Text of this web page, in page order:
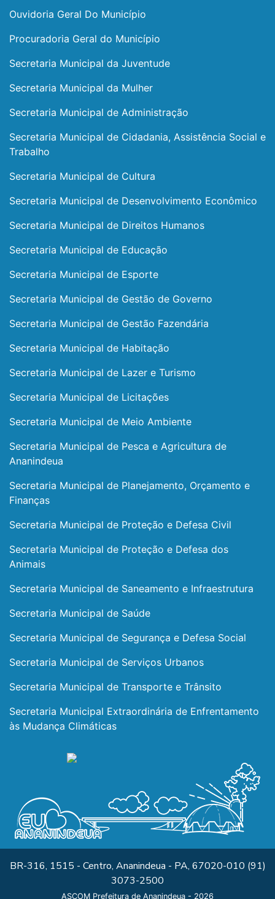
Ouvidoria Geral Do Município
Procuradoria Geral do Município
Secretaria Municipal da Juventude
Secretaria Municipal da Mulher
Secretaria Municipal de Administração
Secretaria Municipal de Cidadania, Assistência Social e
Trabalho
Secretaria Municipal de Cultura
Secretaria Municipal de Desenvolvimento Econômico
Secretaria Municipal de Direitos Humanos
Secretaria Municipal de Educação
Secretaria Municipal de Esporte
Secretaria Municipal de Gestão de Governo
Secretaria Municipal de Gestão Fazendária
Secretaria Municipal de Habitação
Secretaria Municipal de Lazer e Turismo
Secretaria Municipal de Licitações
Secretaria Municipal de Meio Ambiente
Secretaria Municipal de Pesca e Agricultura de
Ananindeua
Secretaria Municipal de Planejamento, Orçamento e
Finanças
Secretaria Municipal de Proteção e Defesa Civil
Secretaria Municipal de Proteção e Defesa dos
Animais
Secretaria Municipal de Saneamento e Infraestrutura
Secretaria Municipal de Saúde
Secretaria Municipal de Segurança e Defesa Social
Secretaria Municipal de Serviços Urbanos
Secretaria Municipal de Transporte e Trânsito
Secretaria Municipal Extraordinária de Enfrentamento
às Mudança Climáticas
BR-316, 1515 - Centro, Ananindeua - PA, 67020-010 (91)
3073-2500
ASCOM Prefeitura de Ananindeua - 2026